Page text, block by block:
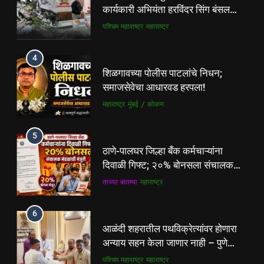
कार्यकारी अभियंता हरविंदर सिंग बंसल
यांच्या चौकशीची मागणी
पश्चिम महाराष्ट्र महाराष्ट्र
4
शिळगावच्या पोलीस पाटलांचे निधन;
समाजसेवेचा आधारवड हरपला!
महाराष्ट्र मुंबई / कोकण
5
ठाणे-पालघर जिल्हा बँक कर्मचाऱ्यांना
दिवाळी गिफ्ट; २०% बोनसला संचालक
मंडळाची मंजुरी
ताज्या बातम्या महाराष्ट्र
6
आळंदी शहरातील पथविक्रेत्यांवर होणारा
अन्याय सहन केला जाणार नाही – पुणे
जिल्हा अध्यक्ष सोनवणे
पश्चिम महाराष्ट्र महाराष्ट्र
5
ठाणे-पालघर जिल्हा बँक कर्मचाऱ्यांना
दिवाळी गिफ्ट; २०% बोनसला संचालक